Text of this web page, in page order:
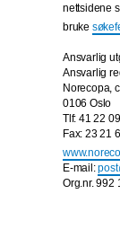
nettsidene
bruke
Ansvarlig
Ansvarlig
Norecopa,
0106 Oslo
Tlf: 41 22
Fax: 23 21
E-mail:
Org.nr. 992